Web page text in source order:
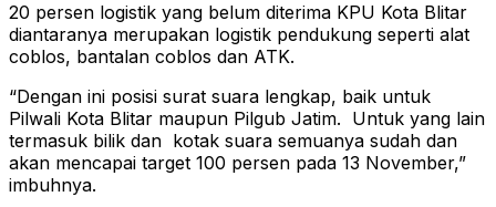
20 persen logistik yang belum diterima KPU Kota Blitar
diantaranya merupakan logistik pendukung seperti alat
coblos, bantalan coblos dan ATK.
“Dengan ini posisi surat suara lengkap, baik untuk
Pilwali Kota Blitar maupun Pilgub Jatim. Untuk yang lain
termasuk bilik dan kotak suara semuanya sudah dan
akan mencapai target 100 persen pada 13 November,”
imbuhnya.